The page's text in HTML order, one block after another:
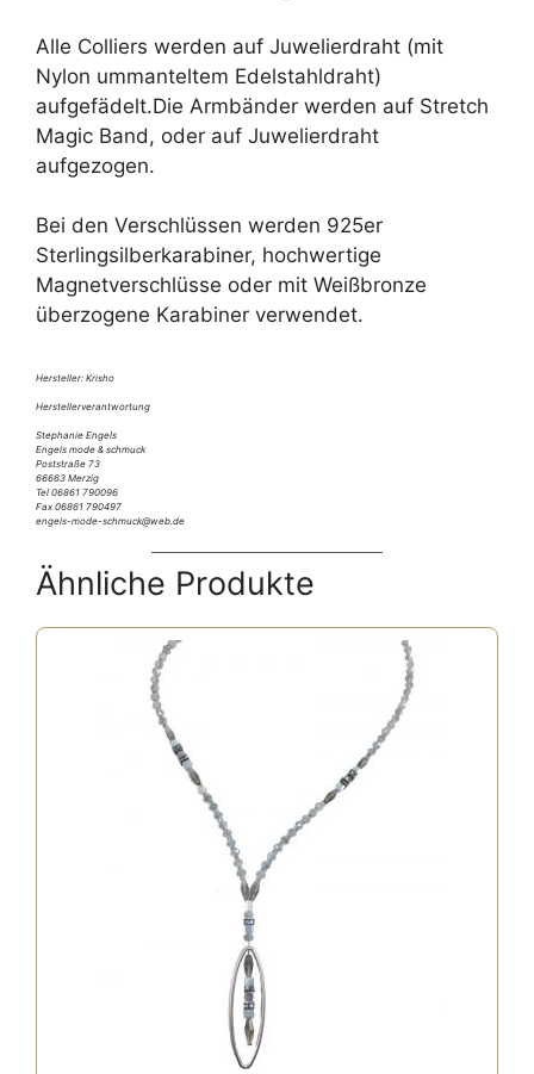
Alle Colliers werden auf Juwelierdraht (mit
Nylon ummanteltem Edelstahldraht)
aufgefädelt.Die Armbänder werden auf Stretch
Magic Band, oder auf Juwelierdraht
aufgezogen.
Bei den Verschlüssen werden 925er
Sterlingsilberkarabiner, hochwertige
Magnetverschlüsse oder mit Weißbronze
überzogene Karabiner verwendet.
Hersteller: Krisho
Herstellerverantwortung
Stephanie Engels
Engels mode & schmuck
Poststraße 73
66663 Merzig
Tel 06861 790096
Fax 06861 790497
engels-mode-schmuck@web.de
Ähnliche Produkte